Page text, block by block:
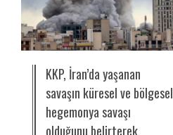
KKP, İran’da yaşanan
savaşın küresel ve bölgesel
hegemonya savaşı
olduğunu belirterek